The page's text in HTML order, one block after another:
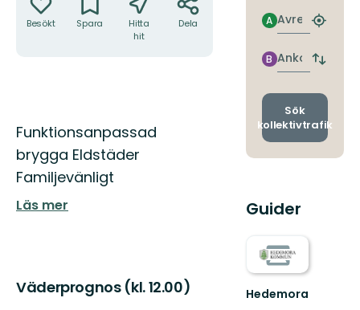
Besökt Spara
Hitta
hit
Dela
Beskrivning
Funktionsanpassad
brygga Eldstäder
Familjevänligt
Läs mer
Väderprognos (kl. 12.00)
Avresa
A
Hitta
Ankomst
B
Byt
och
Sök
kollektivtrafik
Guider
Hedemora